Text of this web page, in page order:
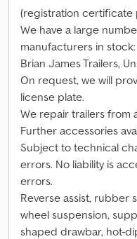
(registration certificate
We have a large
manufacturers in
Brian James Trailers,
On request, we will
license plate.
We repair trailers from
Further accessories
Subject to technical
errors. No liability is
errors.
Reverse assist, rubber
wheel suspension,
shaped drawbar, hot-